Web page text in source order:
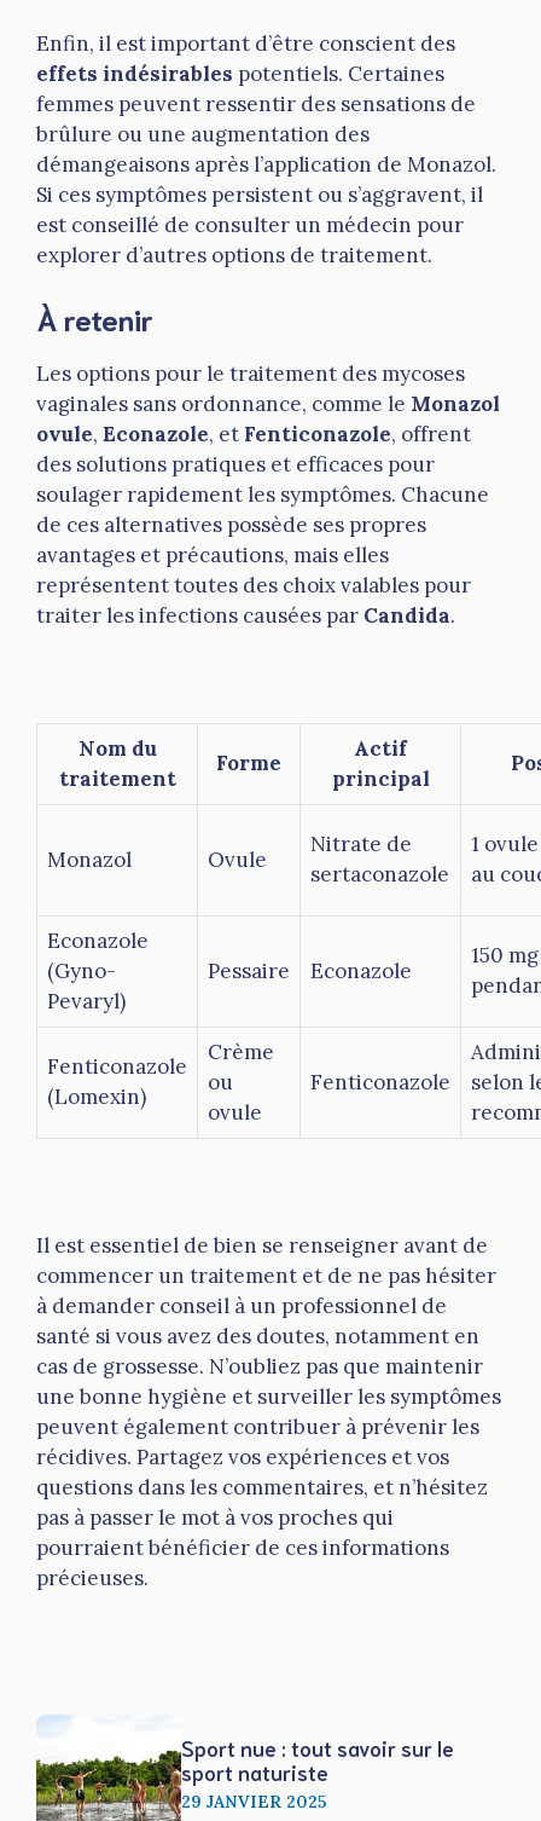
Enfin, il est important d’être conscient des
effets indésirables potentiels. Certaines
femmes peuvent ressentir des sensations de
brûlure ou une augmentation des
démangeaisons après l’application de Monazol.
Si ces symptômes persistent ou s’aggravent, il
est conseillé de consulter un médecin pour
explorer d’autres options de traitement.
À retenir
Les options pour le traitement des mycoses
vaginales sans ordonnance, comme le Monazol
ovule, Econazole, et Fenticonazole, offrent
des solutions pratiques et efficaces pour
soulager rapidement les symptômes. Chacune
de ces alternatives possède ses propres
avantages et précautions, mais elles
représentent toutes des choix valables pour
traiter les infections causées par Candida.
Nom du
traitement
Forme
Actif
principal
Monazol Ovule
Nitrate de
sertaconazole
1
au
Econazole
(Gyno-
Pevaryl)
Pessaire Econazole
150
Fenticonazole
(Lomexin)
Crème
ou
ovule
Fenticonazole
selon
Il est essentiel de bien se renseigner avant de
commencer un traitement et de ne pas hésiter
à demander conseil à un professionnel de
santé si vous avez des doutes, notamment en
cas de grossesse. N’oubliez pas que maintenir
une bonne hygiène et surveiller les symptômes
peuvent également contribuer à prévenir les
récidives. Partagez vos expériences et vos
questions dans les commentaires, et n’hésitez
pas à passer le mot à vos proches qui
pourraient bénéficier de ces informations
précieuses.
Sport nue : tout savoir sur le
sport naturiste
29 JANVIER 2025